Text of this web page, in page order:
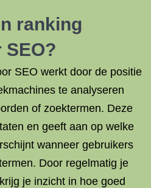
ranking
SEO werkt door de positie
te analyseren
of zoektermen. Deze
en geeft aan op welke
wanneer gebruikers
Door regelmatig je
je inzicht in hoe goed